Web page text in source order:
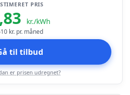
PRIS
kr./kWh
kr. pr. måned
til tilbud
er prisen udregnet?